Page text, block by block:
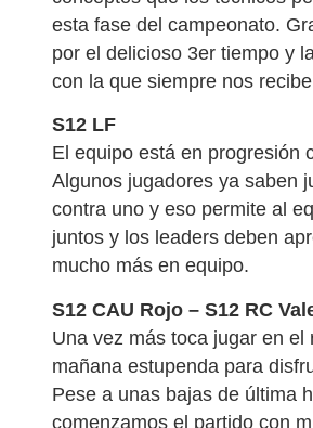
esta fase del campeonato.
por el delicioso 3er tiempo y
con la que siempre nos
S12 LF
El equipo está en progresión
Algunos jugadores ya saben
contra uno y eso permite al
juntos y los leaders deben
mucho más en equipo.
S12 CAU Rojo – S12 RC
Una vez más toca jugar en el
mañana estupenda para
Pese a unas bajas de última
comenzamos el partido con